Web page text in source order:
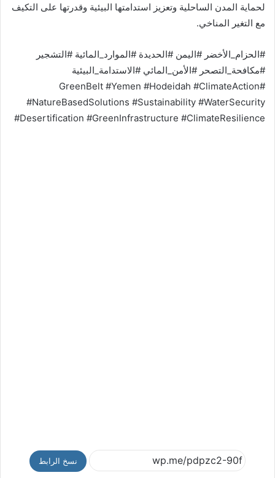
لحماية المدن الساحلية وتعزيز استدامتها البيئية وقدرتها على التكيف
مع التغير المناخي.
#الحزام_الأخضر #اليمن #الحديدة #الموارد_المائية #التشجير
#مكافحة_التصحر #الأمن_المائي #الاستدامة_البيئية
#GreenBelt #Yemen #Hodeidah #ClimateAction
#NatureBasedSolutions #Sustainability #WaterSecurity
#Desertification #GreenInfrastructure #ClimateResilience
نسخ الرابط